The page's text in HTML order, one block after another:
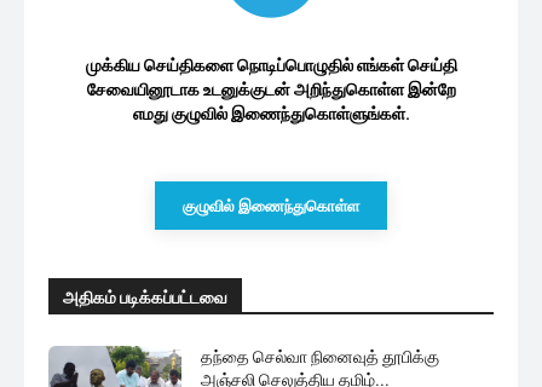
முக்கிய செய்திகளை நொடிப்பொழுதில் எங்கள் செய்தி
சேவையினூடாக உடனுக்குடன் அறிந்துகொள்ள இன்றே
எமது குழுவில் இணைந்துகொள்ளுங்கள்.
குழுவில் இணைந்துகொள்ள
அதிகம் படிக்கப்பட்டவை
தந்தை செல்வா நினைவுத் தூபிக்கு
அஞ்சலி செலுத்திய தமிழ்...